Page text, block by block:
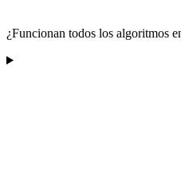
¿Funcionan todos los algoritmos